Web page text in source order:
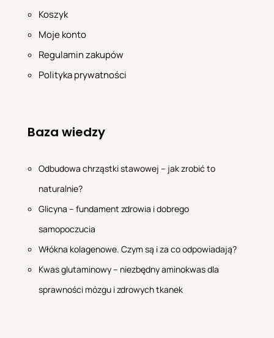
Koszyk
Moje konto
Regulamin zakupów
Polityka prywatności
Baza wiedzy
Odbudowa chrząstki stawowej – jak zrobić to
naturalnie?
Glicyna – fundament zdrowia i dobrego
samopoczucia
Włókna kolagenowe. Czym są i za co odpowiadają?
Kwas glutaminowy – niezbędny aminokwas dla
sprawności mózgu i zdrowych tkanek